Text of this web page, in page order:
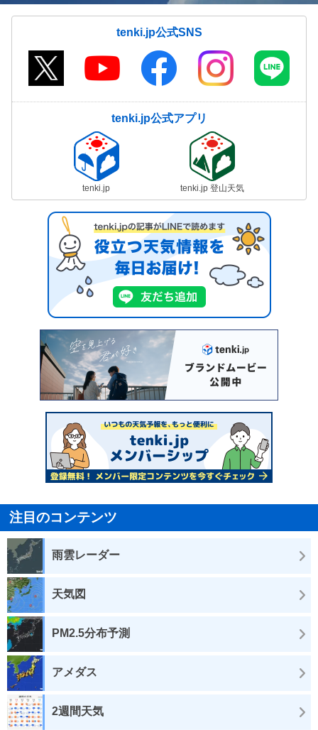
tenki.jp公式SNS
tenki.jp公式アプリ
tenki.jp tenki.jp 登山天気
注目のコンテンツ
雨雲レーダー
天気図
PM2.5分布予測
アメダス
2週間天気